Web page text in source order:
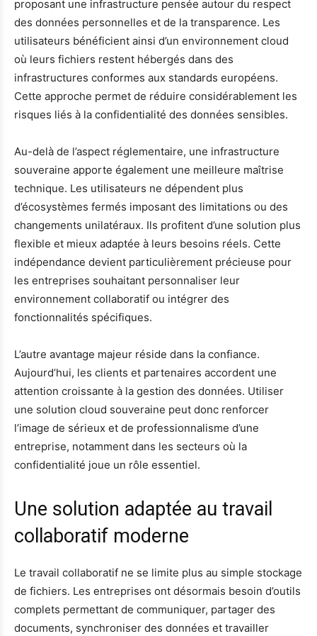
proposant une infrastructure pensée autour du respect
des données personnelles et de la transparence. Les
utilisateurs bénéficient ainsi d’un environnement cloud
où leurs fichiers restent hébergés dans des
infrastructures conformes aux standards européens.
Cette approche permet de réduire considérablement les
risques liés à la confidentialité des données sensibles.
Au-delà de l’aspect réglementaire, une infrastructure
souveraine apporte également une meilleure maîtrise
technique. Les utilisateurs ne dépendent plus
d’écosystèmes fermés imposant des limitations ou des
changements unilatéraux. Ils profitent d’une solution plus
flexible et mieux adaptée à leurs besoins réels. Cette
indépendance devient particulièrement précieuse pour
les entreprises souhaitant personnaliser leur
environnement collaboratif ou intégrer des
fonctionnalités spécifiques.
L’autre avantage majeur réside dans la confiance.
Aujourd’hui, les clients et partenaires accordent une
attention croissante à la gestion des données. Utiliser
une solution cloud souveraine peut donc renforcer
l’image de sérieux et de professionnalisme d’une
entreprise, notamment dans les secteurs où la
confidentialité joue un rôle essentiel.
Une solution adaptée au travail
collaboratif moderne
Le travail collaboratif ne se limite plus au simple stockage
de fichiers. Les entreprises ont désormais besoin d’outils
complets permettant de communiquer, partager des
documents, synchroniser des données et travailler